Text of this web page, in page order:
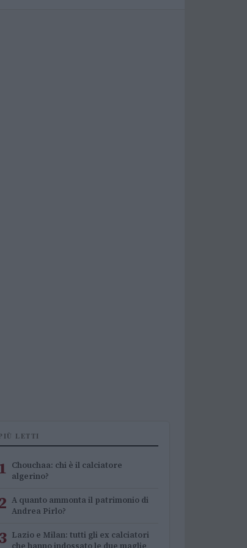
LETTI
1 Chouchaa: chi è il calciatore
algerino?
A quanto ammonta il patrimonio di
Andrea Pirlo?
Lazio e Milan: tutti gli ex calciatori
che hanno indossato le due maglie